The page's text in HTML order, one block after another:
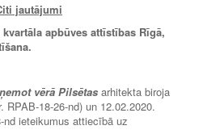
jautājumi
apbūves attīstības Rīgā,
vērā Pilsētas arhitekta biroja
RPAB-18-26-nd) un 12.02.2020.
nd ieteikumus attiecībā uz